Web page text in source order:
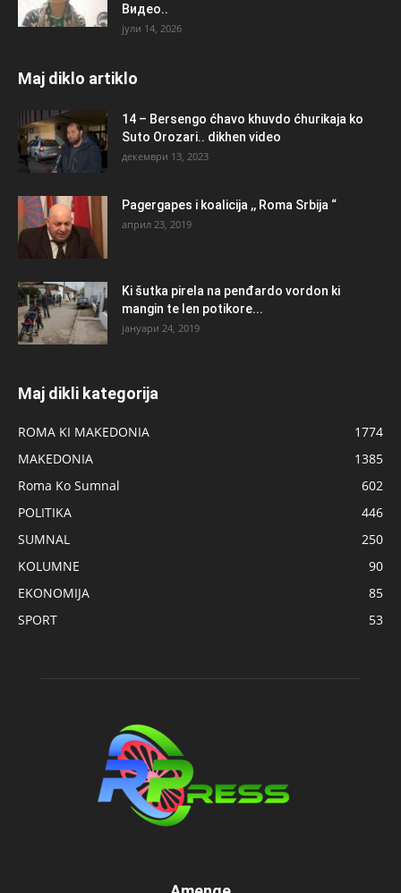
Видео..
јули 14, 2026
Maj diklo artiklo
14 – Bersengo ćhavo khuvdo ćhurikaja ko
Suto Orozari.. dikhen video
декември 13, 2023
Pagergapes i koalicija ,, Roma Srbija “
април 23, 2019
Ki šutka pirela na penđardo vordon ki
mangin te len potikore...
јануари 24, 2019
Maj dikli kategorija
ROMA KI MAKEDONIA
1774
MAKEDONIA
1385
Roma Ko Sumnal
602
POLITIKA
446
SUMNAL
250
KOLUMNE
90
EKONOMIJA
85
SPORT
53